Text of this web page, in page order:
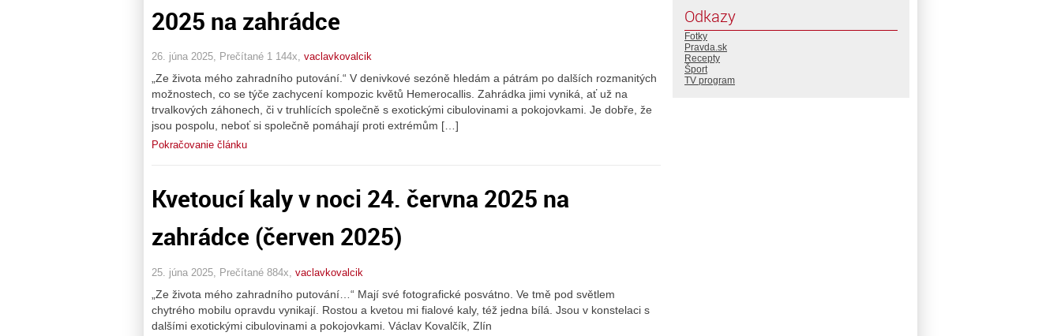
2025 na zahrádce
26. júna 2025, Prečítané 1 144x, vaclavkovalcik
„Ze života mého zahradního putování.“ V denivkové sezóně hledám a pátrám po dalších rozmanitých
možnostech, co se týče zachycení kompozic květů Hemerocallis. Zahrádka jimi vyniká, ať už na
trvalkových záhonech, či v truhlících společně s exotickými cibulovinami a pokojovkami. Je dobře, že
jsou pospolu, neboť si společně pomáhají proti extrémům […]
Pokračovanie článku
Kvetoucí kaly v noci 24. června 2025 na
zahrádce (červen 2025)
25. júna 2025, Prečítané 884x, vaclavkovalcik
„Ze života mého zahradního putování…“ Mají své fotografické posvátno. Ve tmě pod světlem
chytrého mobilu opravdu vynikají. Rostou a kvetou mi fialové kaly, též jedna bílá. Jsou v konstelaci s
dalšími exotickými cibulovinami a pokojovkami. Václav Kovalčík, Zlín
Odkazy
Fotky
Pravda.sk
Recepty
Šport
TV program